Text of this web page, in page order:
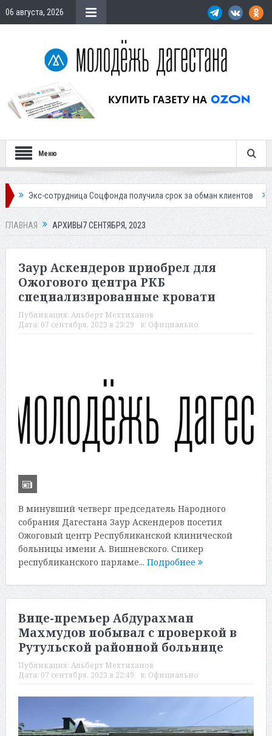
06 августа, 2026
Меню
Соцфонда получила срок за обман клиентов Жителей Дагестана
ГЛАВНАЯ АРХИВЫ7 СЕНТЯБРЯ, 2023
Заур Аскендеров приобрел для
Ожогового центра РКБ
специализированные кровати
Публикация: Альберт Мехтиханов
Дата: 07 сентября, 2023 в 23:29 в: Официально
В минувший четверг председатель Народного
собрания Дагестана Заур Аскендеров посетил
Ожоговый центр Республиканской клинической
больницы имени А. Вишневского. Спикер
республиканского парламе... Подробнее
Вице-премьер Абдурахман
Махмудов побывал с проверкой в
Рутульской районной больнице
Публикация: Альберт Мехтиханов
Дата: 07 сентября, 2023 в 22:49 в: Официально